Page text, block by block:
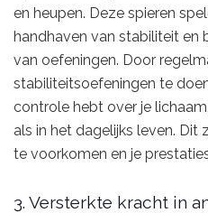
en heupen. Deze spieren
handhaven van stabiliteit en
van oefeningen. Door
stabiliteitsoefeningen te
controle hebt over je
als in het dagelijks leven. Dit
te voorkomen en je
3. Versterkte kracht in